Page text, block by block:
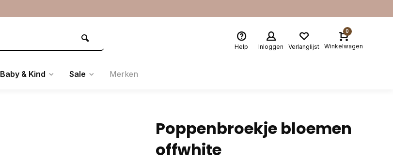
Help Inloggen Verlanglijst
0
Winkelwagen
Baby & Kind Sale Merken
Poppenbroekje bloemen
offwhite